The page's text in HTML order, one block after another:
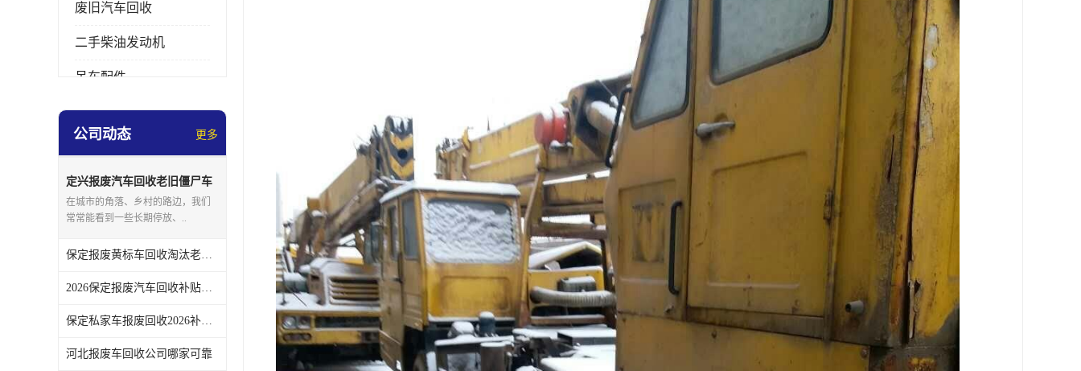
废旧汽车回收
二手柴油发动机
吊车配件
挖掘机拆车件
公司动态 更多
定兴报废汽车回收老旧僵尸车
上门回收处理
在城市的角落、乡村的路边，我们
常常能看到一些长期停放、..
保定报废黄标车回收淘汰老旧车辆领取补贴
2026保定报废汽车回收补贴发放注意事项
保定私家车报废回收2026补贴发放时间说明
河北报废车回收公司哪家可靠